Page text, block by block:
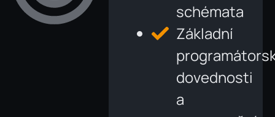
schémata
Základní
dovednosti
a